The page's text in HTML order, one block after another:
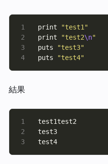
3
4
print
"test1"
print
"test2\n"
puts
"test3"
puts
"test4"
結果
3
test3
test4